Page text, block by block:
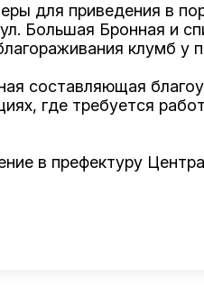
для приведения в
Большая Бронная и
клумб у
составляющая
где требуется
в префектуру